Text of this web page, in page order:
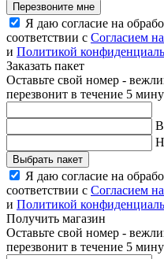
Перезвоните мне
Я даю согласие на
соответствии с Согласием
и Политикой
Заказать пакет
Оставьте свой номер -
перезвонит в течение 5
Выбрать пакет
Я даю согласие на
соответствии с Согласием
и Политикой
Получить магазин
Оставьте свой номер -
перезвонит в течение 5